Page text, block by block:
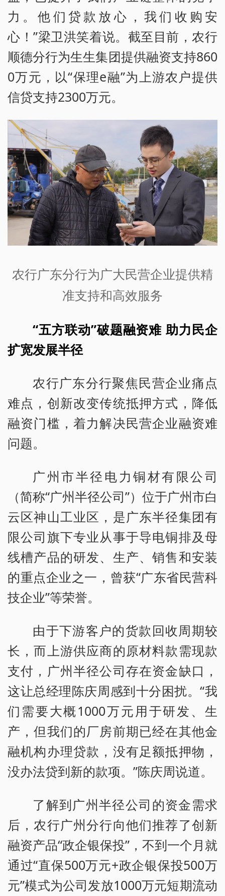
力。他们贷款放心，我们收购安
心！”梁卫洪笑着说。截至目前，农行
顺德分行为生生集团提供融资支持860
0万元，以“保理e融”为上游农户提供
信贷支持2300万元。
农行广东分行为广大民营企业提供精
准支持和高效服务
“五方联动”破题融资难 助力民企
扩宽发展半径
农行广东分行聚焦民营企业痛点
难点，创新改变传统抵押方式，降低
融资门槛，着力解决民营企业融资难
问题。
广州市半径电力铜材有限公司
（简称“广州半径公司”）位于广州市白
云区神山工业区，是广东半径集团有
限公司旗下专业从事于导电铜排及母
线槽产品的研发、生产、销售和安装
的重点企业之一，曾获“广东省民营科
技企业”等荣誉。
由于下游客户的货款回收周期较
长，而上游供应商的原材料款需现款
支付，广州半径公司存在资金缺口，
这让总经理陈庆周感到十分困扰。“我
们需要大概1000万元用于研发、生
产，但我们的厂房前期已经在其他金
融机构办理贷款，没有足额抵押物，
没办法贷到新的款项。”陈庆周说道。
了解到广州半径公司的资金需求
后，农行广州分行向他们推荐了创新
融资产品“政企银保投”，不到一个月就
通过“直保500万元+政企银保投500万
元”模式为公司发放1000万元短期流动